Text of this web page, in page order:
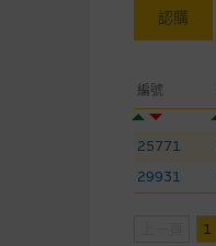
認購
編號
25771
29931
1